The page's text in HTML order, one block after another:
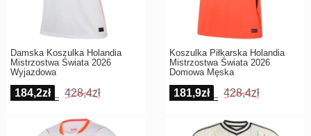
Damska Koszulka Holandia
Mistrzostwa Świata 2026
Wyjazdowa
184,2zł 428,4zł
Koszulka Piłkarska Holandia
Mistrzostwa Świata 2026
Domowa Męska
181,9zł 428,4zł